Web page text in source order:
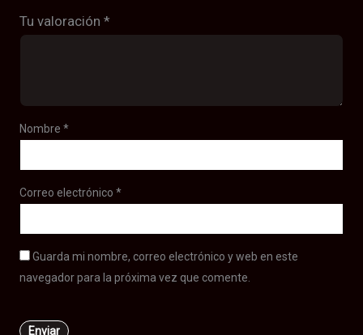
Tu valoración*
Nombre*
Correo electrónico*
Guarda mi nombre, correo electrónico y web en este
navegador para la próxima vez que comente.